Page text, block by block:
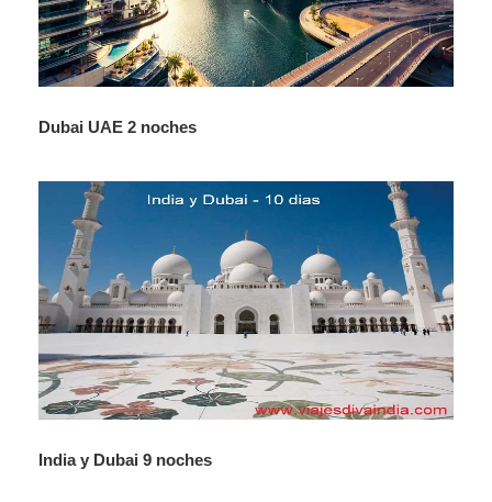
Dubai UAE 2 noches
India y Dubai 9 noches